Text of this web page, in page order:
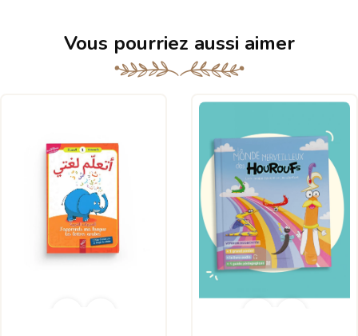
Vous pourriez aussi aimer